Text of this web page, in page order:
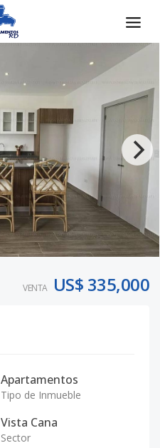
VENTA US$ 335,000
Apartamentos
Tipo de Inmueble
Vista Cana
Sector